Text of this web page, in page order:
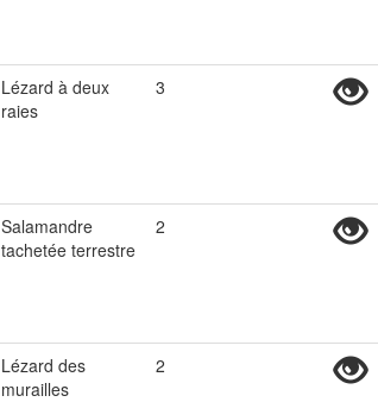
Lézard à deux
raies
3
Salamandre
tachetée terrestre
2
Lézard des
murailles
2